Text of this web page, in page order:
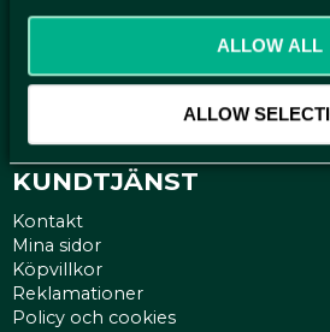
ALLOW ALL
ALLOW
ANMÄL DIG HÄR TILL
Få relevanta erbjudande och
handla smartare helt enkelt.
KUNDTJÄNST
Kontakt
Mina sidor
Köpvillkor
Reklamationer
Policy och cookies